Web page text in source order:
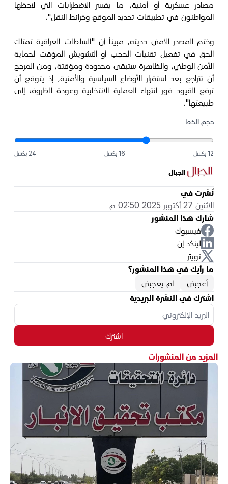
مصادر عسكرية أو أمنية، ما يفسر الاضطرابات التي لاحظها
المواطنون في تطبيقات تحديد الموقع وخرائط النقل".
وختم المصدر الأمني حديثه، مبيناً أن "السلطات العراقية تمتلك
الحق في تفعيل تقنيات الحجب أو التشويش المؤقت لحماية
الأمن الوطني، والظاهرة ستبقى محدودة ومؤقتة، ومن المرجح
أن تتراجع بعد استقرار الأوضاع السياسية والأمنية، إذ يتوقع أن
ترفع القيود فور انتهاء العملية الانتخابية وعودة الظروف إلى
طبيعتها".
حجم الخط
12 بكسل 16 بكسل 24 بكسل
الجبال
نُشرت في
الاثنين 27 أكتوبر 2025 02:50 م
شارك هذا المنشور
فيسبوك
لينكد إن
تويتر
ما رأيك في هذا المنشور؟
أعجبني
لم يعجبني
اشترك في النشرة البريدية
اشترك
المزيد من المنشورات